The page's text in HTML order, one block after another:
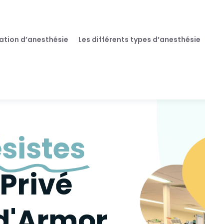
d’anesthésie Les différents types d’anesthésie